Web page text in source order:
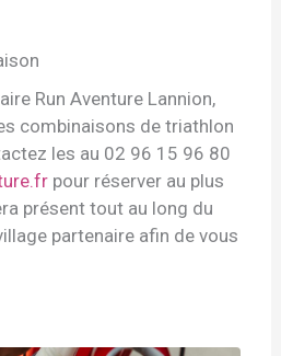
Run Aventure Lannion,
combinaisons de triathlon
les au 02 96 15 96 80
pour réserver au plus
présent tout au long du
partenaire afin de vous